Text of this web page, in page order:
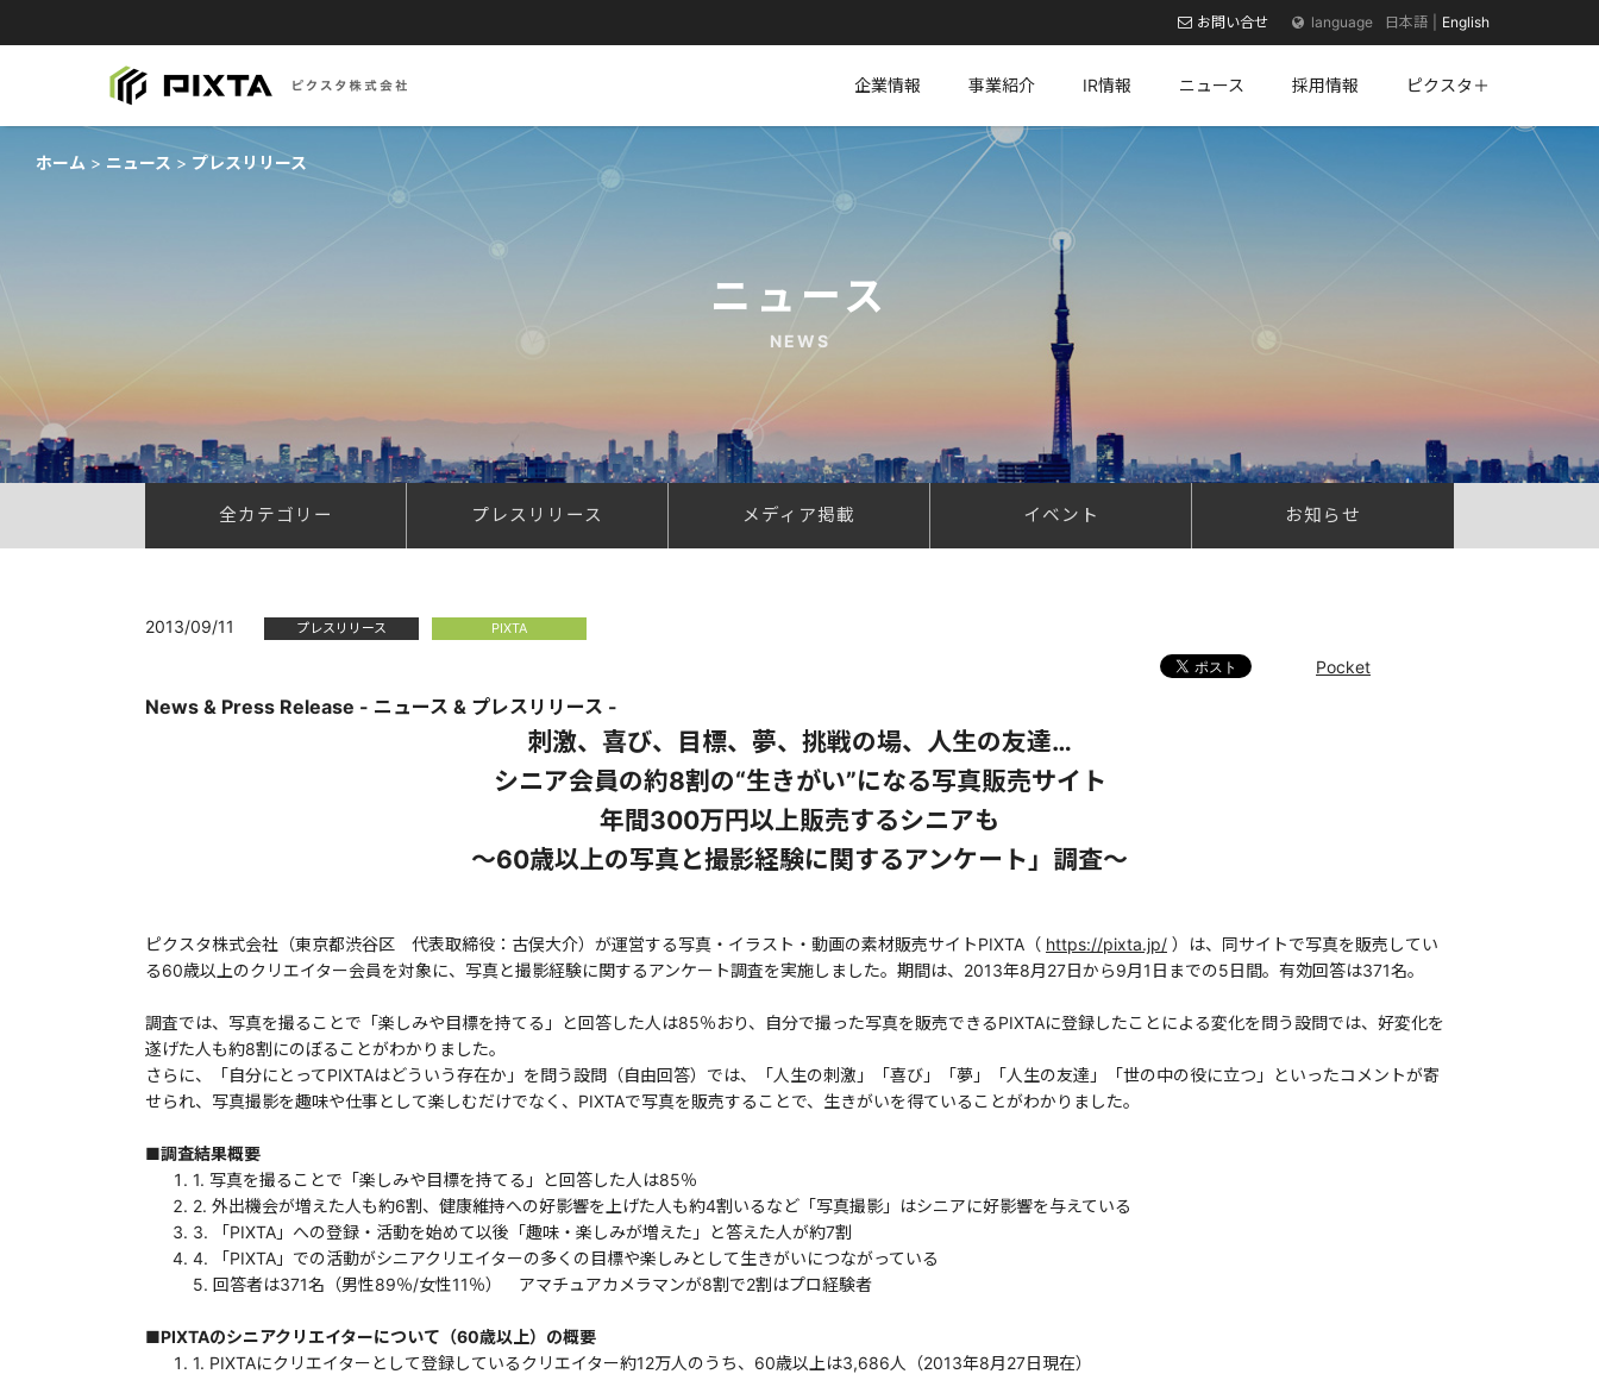
企業情報 事業紹介 IR情報 ニュース 採用情報 ピクスタ＋
お問い合せ 日本語 English
ホーム ニュース プレスリリース
ニュース
NEWS
全カテゴリー プレスリリース メディア掲載 イベント お知らせ
2013/09/11 プレスリリース PIXTA
Pocket
News & Press Release - ニュース & プレスリリース -
刺激、喜び、目標、夢、挑戦の場、人生の友達…
シニア会員の約8割の“生きがい”になる写真販売サイト
年間300万円以上販売するシニアも
～60歳以上の写真と撮影経験に関するアンケート」調査～
ピクスタ株式会社（東京都渋谷区 代表取締役：古俣大介）が運営する写真・イラスト・動画の素材販売サイトPIXTA（ https://pixta.jp/ ）は、同サイトで写真を販売してい
る60歳以上のクリエイター会員を対象に、写真と撮影経験に関するアンケート調査を実施しました。期間は、2013年8月27日から9月1日までの5日間。有効回答は371名。
調査では、写真を撮ることで「楽しみや目標を持てる」と回答した人は85％おり、自分で撮った写真を販売できるPIXTAに登録したことによる変化を問う設問では、好変化を
遂げた人も約8割にのぼることがわかりました。
さらに、「自分にとってPIXTAはどういう存在か」を問う設問（自由回答）では、「人生の刺激」「喜び」「夢」「人生の友達」「世の中の役に立つ」といったコメントが寄
せられ、写真撮影を趣味や仕事として楽しむだけでなく、PIXTAで写真を販売することで、生きがいを得ていることがわかりました。
■調査結果概要
1. 写真を撮ることで「楽しみや目標を持てる」と回答した人は85％
2. 外出機会が増えた人も約6割、健康維持への好影響を上げた人も約4割いるなど「写真撮影」はシニアに好影響を与えている
3. 「PIXTA」への登録・活動を始めて以後「趣味・楽しみが増えた」と答えた人が約7割
4. 「PIXTA」での活動がシニアクリエイターの多くの目標や楽しみとして生きがいにつながっている
5. 回答者は371名（男性89％/女性11％） アマチュアカメラマンが8割で2割はプロ経験者
■PIXTAのシニアクリエイターについて（60歳以上）の概要
1. PIXTAにクリエイターとして登録しているクリエイター約12万人のうち、60歳以上は3,686人（2013年8月27日現在）